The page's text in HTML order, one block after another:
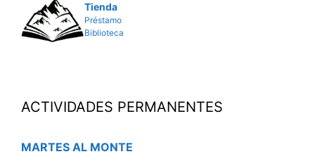
Tienda
Préstamo
Biblioteca
ACTIVIDADES PERMANENTES
MARTES AL MONTE